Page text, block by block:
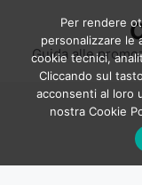
contenuto
Guida alle
Per rendere
personalizzare le
cookie tecnici,
Cliccando sul
acconsenti al loro
nostra Cookie